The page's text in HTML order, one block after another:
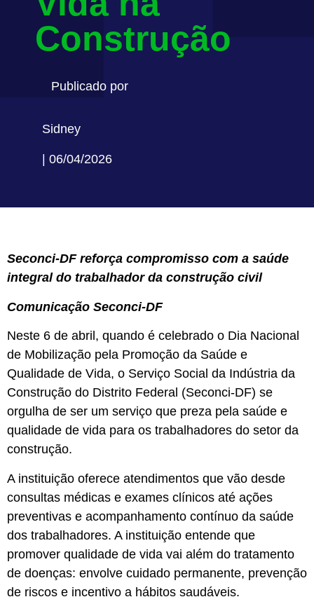
Construção
Publicado por
Sidney
| 06/04/2026
Seconci-DF reforça compromisso com a saúde
integral do trabalhador da construção civil
Comunicação Seconci-DF
Neste 6 de abril, quando é celebrado o Dia Nacional
de Mobilização pela Promoção da Saúde e
Qualidade de Vida, o Serviço Social da Indústria da
Construção do Distrito Federal (Seconci-DF) se
orgulha de ser um serviço que preza pela saúde e
qualidade de vida para os trabalhadores do setor da
construção.
A instituição oferece atendimentos que vão desde
consultas médicas e exames clínicos até ações
preventivas e acompanhamento contínuo da saúde
dos trabalhadores. A instituição entende que
promover qualidade de vida vai além do tratamento
de doenças: envolve cuidado permanente, prevenção
de riscos e incentivo a hábitos saudáveis.